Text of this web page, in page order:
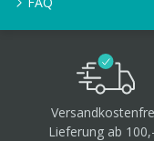
Lieferung ab